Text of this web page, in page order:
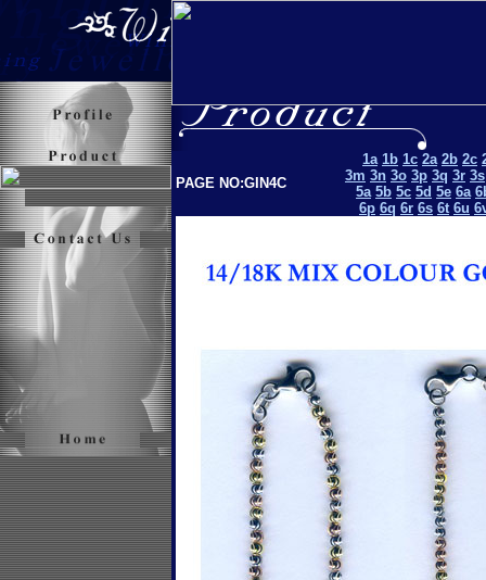
PAGE NO:GIN4C
1a 1b 1c 2a 2b 2c
3m 3n 3o 3p 3q 3r 3s
5a 5b 5c 5d 5e 6a
6p 6q 6r 6s 6t 6u